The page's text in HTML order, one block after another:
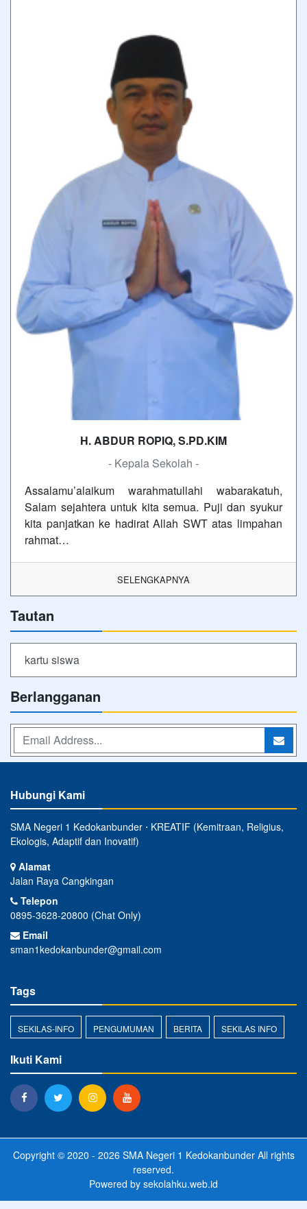
H. ABDUR ROPIQ, S.PD.KIM
- Kepala Sekolah -
Assalamu’alaikum warahmatullahi wabarakatuh,
Salam sejahtera untuk kita semua. Puji dan syukur
kita panjatkan ke hadirat Allah SWT atas limpahan
rahmat…
SELENGKAPNYA
Tautan
kartu siswa
Berlangganan
Hubungi Kami
SMA Negeri 1 Kedokanbunder ⋅ KREATIF (Kemitraan, Religius,
Ekologis, Adaptif dan Inovatif)
Alamat
Jalan Raya Cangkingan
Telepon
0895-3628-20800 (Chat Only)
Email
sman1kedokanbunder@gmail.com
Tags
SEKILAS-INFO PENGUMUMAN BERITA SEKILAS INFO
Ikuti Kami
Copyright © 2020 - 2026 SMA Negeri 1 KedokanbunderAll rights
reserved.
Powered by sekolahku.web.id